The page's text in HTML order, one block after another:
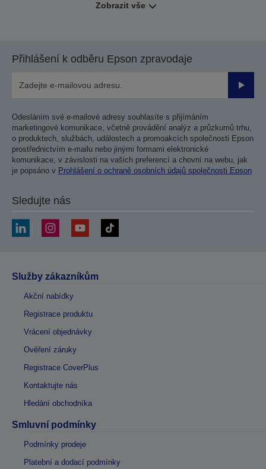
Zobrazit vše
Přihlášení k odběru Epson zpravodaje
Odesláním své e-mailové adresy souhlasíte s přijímáním
marketingové komunikace, včetně provádění analýz a průzkumů trhu,
o produktech, službách, událostech a promoakcích společnosti Epson
prostřednictvím e-mailu nebo jinými formami elektronické
komunikace, v závislosti na vašich preferencí a chovní na webu, jak
je popsáno v Prohlášení o ochraně osobních údajů společnosti Epson
Sledujte nás
Služby zákazníkům
Akční nabídky
Registrace produktu
Vrácení objednávky
Ověření záruky
Registrace CoverPlus
Kontaktujte nás
Hledání obchodníka
Smluvní podmínky
Podmínky prodeje
Platební a dodací podmínky